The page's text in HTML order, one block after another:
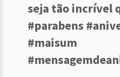
seja tão incrível
#parabens
#maisum